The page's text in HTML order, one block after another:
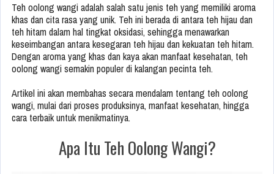
Teh oolong wangi adalah salah satu jenis teh yang memiliki aroma
khas dan cita rasa yang unik. Teh ini berada di antara teh hijau dan
teh hitam dalam hal tingkat oksidasi, sehingga menawarkan
keseimbangan antara kesegaran teh hijau dan kekuatan teh hitam.
Dengan aroma yang khas dan kaya akan manfaat kesehatan, teh
oolong wangi semakin populer di kalangan pecinta teh.
Artikel ini akan membahas secara mendalam tentang teh oolong
wangi, mulai dari proses produksinya, manfaat kesehatan, hingga
cara terbaik untuk menikmatinya.
Apa Itu Teh Oolong Wangi?